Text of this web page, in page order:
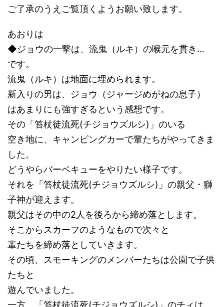
ご了承のうえご覧頂くようお願い致します。
あおりは
◆ジョウの一撃は、流鬼（ルキ）の喉元を貫き…
です。
流鬼（ルキ）は地面に埋められます。
新入りの男は、ジョウ（ジャージめがねの息子）
はあまりにも強すぎるという感想です。
その「笞杖徒流死(チジョウズルシ)」のいる
空き地に、キャンピングカーで輩たちがやってきま
した。
どうやらバーベキューをやりたい様子です。
それを「笞杖徒流死(チジョウズルシ)」の親父・獅
子神が迎えます。
親父はその中の2人を後ろから締め落とします。
そこからスカーフのようなもので次々と
輩たちを締め落としていきます。
その頃、スモーキングのメンバーたちは公園で子供
たちと
遊んでいました。
一方、「笞杖徒流死(チジョウズルシ)」のチィは